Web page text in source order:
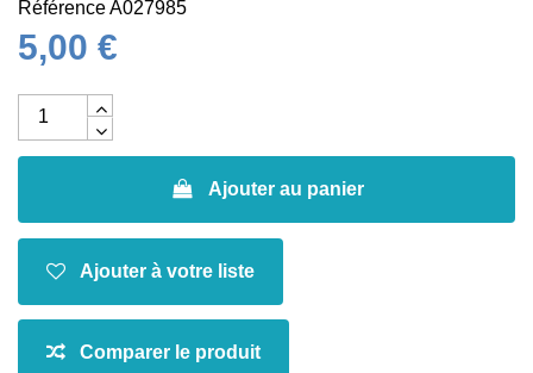
RéférenceA027985
5,00 €
Ajouter au panier